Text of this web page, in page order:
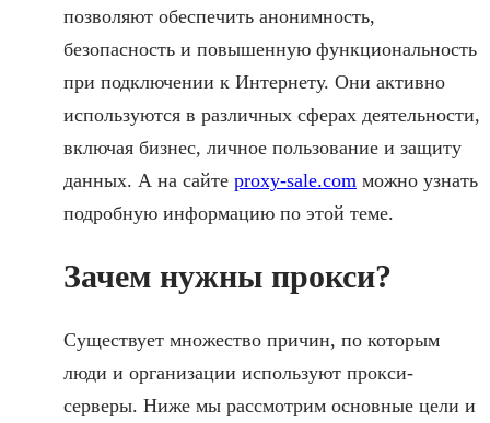
позволяют обеспечить анонимность,
безопасность и повышенную функциональность
при подключении к Интернету. Они активно
используются в различных сферах деятельности,
включая бизнес, личное пользование и защиту
данных. А на сайте proxy-sale.com можно узнать
подробную информацию по этой теме.
Зачем нужны прокси?
Существует множество причин, по которым
люди и организации используют прокси-
серверы. Ниже мы рассмотрим основные цели и